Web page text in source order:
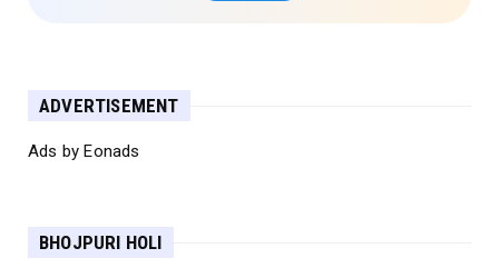
ADVERTISEMENT
Ads by Eonads
BHOJPURI HOLI